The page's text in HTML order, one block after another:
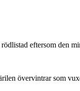
eftersom den
övervintrar som